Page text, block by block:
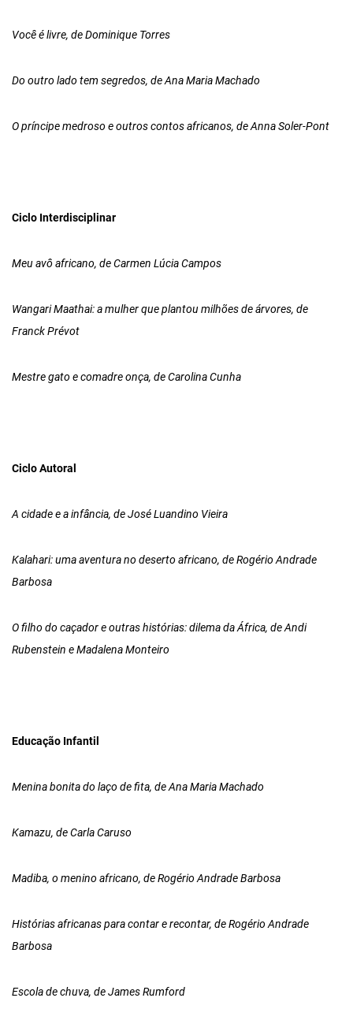
Você é livre, de Dominique Torres
Do outro lado tem segredos, de Ana Maria Machado
O príncipe medroso e outros contos africanos, de Anna Soler-Pont
Ciclo Interdisciplinar
Meu avô africano, de Carmen Lúcia Campos
Wangari Maathai: a mulher que plantou milhões de árvores, de
Franck Prévot
Mestre gato e comadre onça, de Carolina Cunha
Ciclo Autoral
A cidade e a infância, de José Luandino Vieira
Kalahari: uma aventura no deserto africano, de Rogério Andrade
Barbosa
O filho do caçador e outras histórias: dilema da África, de Andi
Rubenstein e Madalena Monteiro
Educação Infantil
Menina bonita do laço de fita, de Ana Maria Machado
Kamazu, de Carla Caruso
Madiba, o menino africano, de Rogério Andrade Barbosa
Histórias africanas para contar e recontar, de Rogério Andrade
Barbosa
Escola de chuva, de James Rumford